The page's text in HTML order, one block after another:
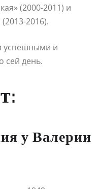
(2000-2011) и
2016).
успешными и
сей день.
у Валерии